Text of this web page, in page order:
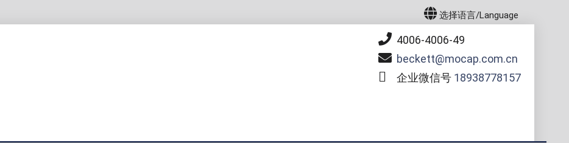
选择语言/Language
4006-4006-49
beckett
mocap.com.cn
企业微信号 18938778157